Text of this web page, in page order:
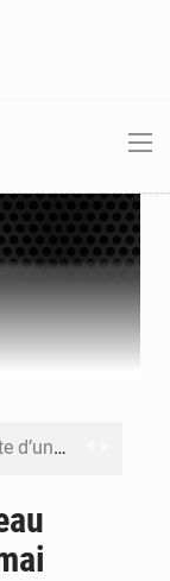
Le Congo se dote d’un programme national pour valoriser les produits forestiers non ligneux